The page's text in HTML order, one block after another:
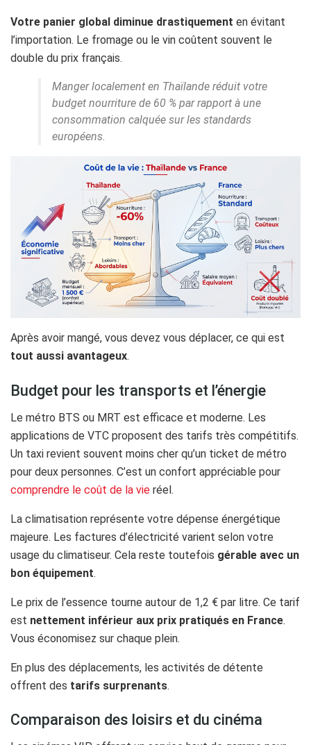
Votre panier global diminue drastiquement en évitant
l’importation. Le fromage ou le vin coûtent souvent le
double du prix français.
Manger localement en Thaïlande réduit votre
budget nourriture de 60 % par rapport à une
consommation calquée sur les standards
européens.
Après avoir mangé, vous devez vous déplacer, ce qui est
tout aussi avantageux.
Budget pour les transports et l’énergie
Le métro BTS ou MRT est efficace et moderne. Les
applications de VTC proposent des tarifs très compétitifs.
Un taxi revient souvent moins cher qu’un ticket de métro
pour deux personnes. C’est un confort appréciable pour
comprendre le coût de la vie réel.
La climatisation représente votre dépense énergétique
majeure. Les factures d’électricité varient selon votre
usage du climatiseur. Cela reste toutefois gérable avec un
bon équipement.
Le prix de l’essence tourne autour de 1,2 € par litre. Ce tarif
est nettement inférieur aux prix pratiqués en France.
Vous économisez sur chaque plein.
En plus des déplacements, les activités de détente
offrent des tarifs surprenants.
Comparaison des loisirs et du cinéma